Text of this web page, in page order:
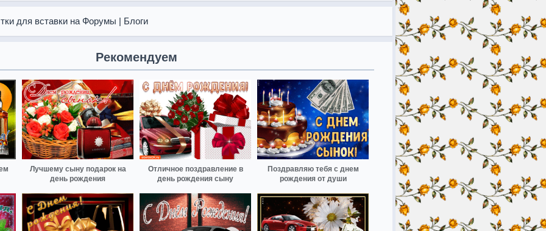
для вставки на Форумы | Блоги
Рекомендуем
Лучшему сыну подарок на
день рождения
Отличное поздравление в
день рождения сыну
Поздравляю тебя с днем
рождения от души